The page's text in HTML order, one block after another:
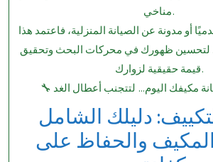
مناخي.
أو مدونة عن الصيانة المنزلية، فاعتمد هذا
لتحسين ظهورك في محركات البحث وتحقيق
قيمة حقيقية لزوارك.
دليلك الشامل
والحفاظ على